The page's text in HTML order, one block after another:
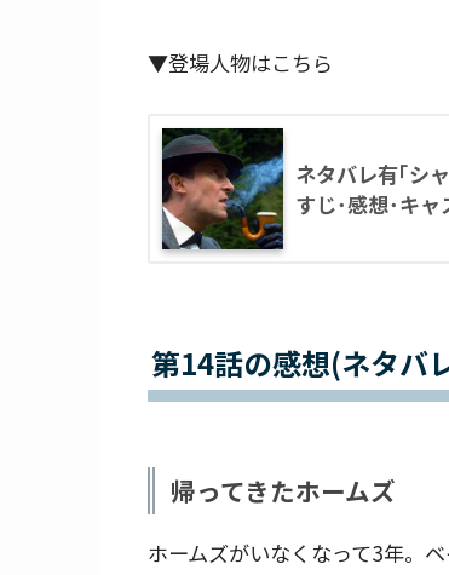
▼登場人物はこちら
ネタバレ有｢シ
すじ･感想･キ
第14話の感想(ネタバ
帰ってきたホームズ
ホームズがいなくなって3年。